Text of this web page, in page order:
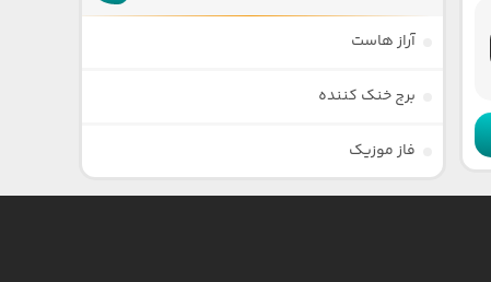
آراز هاست
برج خنک کننده
فاز موزیک